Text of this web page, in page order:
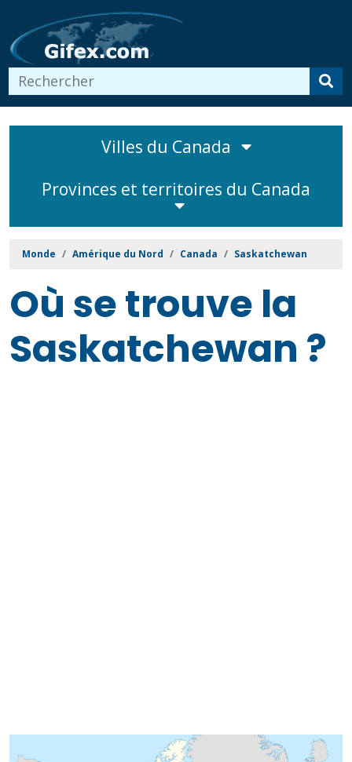
Villes du Canada
Monde Amérique du Nord Canada Saskatchewan
Où se trouve la
Saskatchewan ?